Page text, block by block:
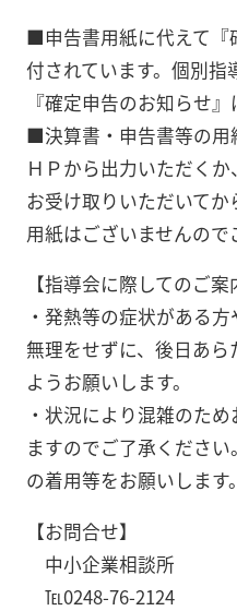
■申告書用紙に代えて『
付されています。個別指
『確定申告のお知らせ
■決算書・申告書等の用
ＨＰから出力いただく
お受け取りいただいて
用紙はございませんので
【指導会に際してのご案
・発熱等の症状がある
無理をせずに、後日あ
ようお願いします。
・状況により混雑のた
ますのでご了承くださ
の着用等をお願いします。
【お問合せ】
中小企業相談所
℡0248-76-2124